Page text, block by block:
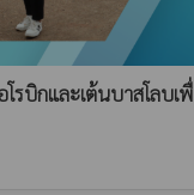
รบิกและเต้นบาสโลบเ